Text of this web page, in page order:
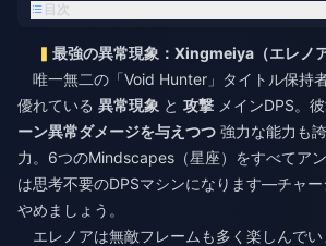
目次
最強の異常現象：Xingmeiya（エレノア
唯一無二の「Void Hunter」タイトル保持
優れている 異常現象 と 攻撃 メインDPS。
ーン異常ダメージを与えつつ 強力な能力も
力。6つのMindscapes（星座）をすべてア
は思考不要のDPSマシンになります—チャ
やめましょう。
エレノアは無敵フレームも多く楽しんで